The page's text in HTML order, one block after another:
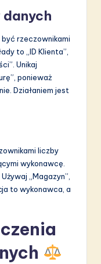
danych
rzeczownikami
to „ID Klienta”,
Unikaj
ponieważ
Działaniem jest
liczby
wykonawcę.
„Magazyn”,
to wykonawca, a